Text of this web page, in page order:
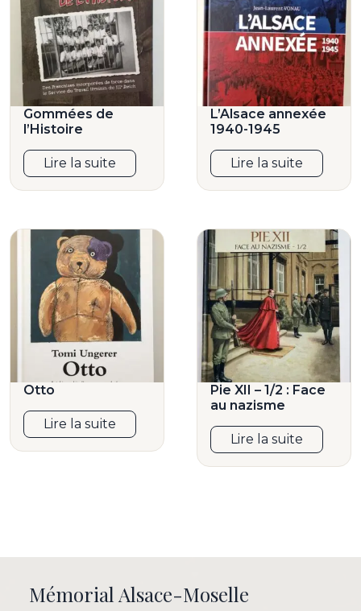
Gommées de
l’Histoire
Lire la suite
L’Alsace annexée
1940-1945
Lire la suite
Otto
Lire la suite
Pie XII – 1/2 : Face
au nazisme
Lire la suite
Mémorial Alsace-Moselle